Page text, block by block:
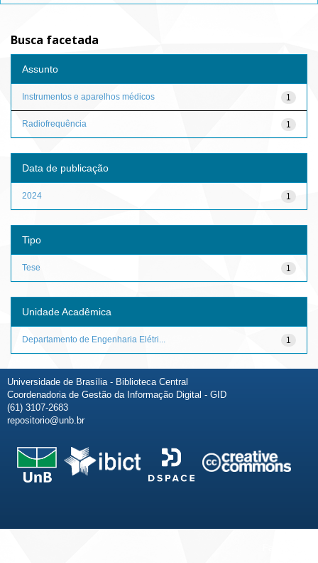
Busca facetada
Assunto
1
Instrumentos e aparelhos médicos
1
Radiofrequência
Data de publicação
1
2024
Tipo
1
Tese
Unidade Acadêmica
1
Departamento de Engenharia Elétri...
Universidade de Brasília - Biblioteca Central
Coordenadoria de Gestão da Informação Digital - GID
(61) 3107-2683
repositorio@unb.br